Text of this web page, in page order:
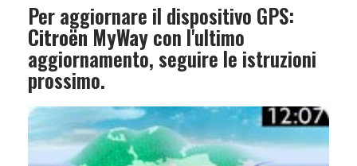
Per aggiornare il dispositivo GPS:
Citroën MyWaycon l'ultimo
aggiornamento, seguire le istruzioni
prossimo.